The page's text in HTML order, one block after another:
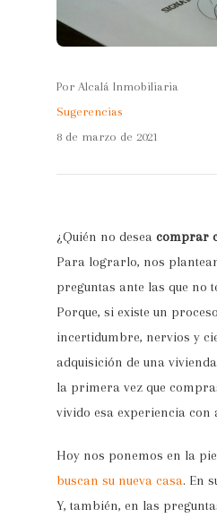
Por Alcalá Inmobiliaria
Sugerencias
8 de marzo de 2021
¿Quién no deseacomprar
Para lograrlo, nos
preguntas ante las que no
Porque, si existe un
incertidumbre, nervios y
adquisición de una
la primera vez que
vivido esa experiencia con
Hoy nos ponemos en la
buscan su nueva casa. En
Y, también, en las